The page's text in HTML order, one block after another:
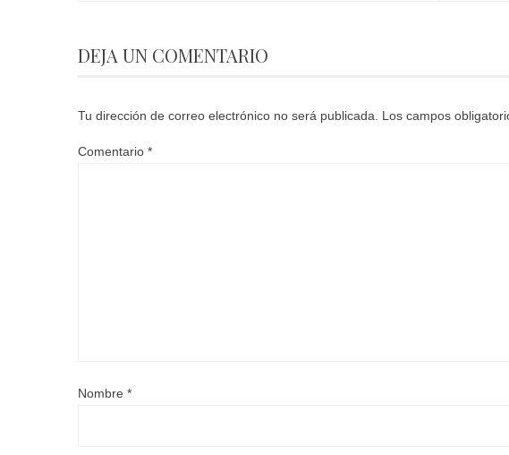
DEJA UN COMENTARIO
Tu dirección de correo electrónico no será publicada. Los campos
Comentario *
Nombre *